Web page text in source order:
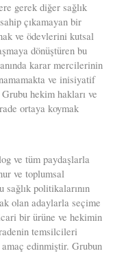
gerek diğer sağlık
çıkamayan bir
ve ödevlerini kutsal
dönüştüren bu
karar mercilerinin
ve inisiyatif
hekim hakları ve
ortaya koymak
ve tüm paydaşlarla
ve toplumsal
sağlık politikalarının
olan adaylarla seçime
bir ürüne ve hekimin
temsilcileri
edinmiştir. Grubun